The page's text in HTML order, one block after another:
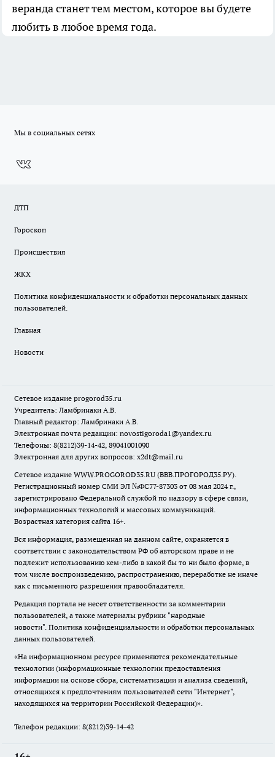
веранда станет тем местом, которое вы будете
любить в любое время года.
Мы в социальных сетях
ДТП
Гороскоп
Происшествия
ЖКХ
Политика конфиденциальности и обработки персональных данных
пользователей.
Главная
Новости
Сетевое издание progorod35.ru
Учредитель: Ламбринаки А.В.
Главный редактор: Ламбринаки А.В.
Электронная почта редакции: novostigoroda1@yandex.ru
Телефоны: 8(8212)39-14-42, 89041001090
Электронная для других вопросов: x2dt@mail.ru
Сетевое издание WWW.PROGOROD35.RU (ВВВ.ПРОГОРОД35.РУ).
Регистрационный номер СМИ ЭЛ №ФС77-87303 от 08 мая 2024 г.,
зарегистрировано Федеральной службой по надзору в сфере связи,
информационных технологий и массовых коммуникаций.
Возрастная категория сайта 16+.
Вся информация, размещенная на данном сайте, охраняется в
соответствии с законодательством РФ об авторском праве и не
подлежит использованию кем-либо в какой бы то ни было форме, в
том числе воспроизведению, распространению, переработке не иначе
как с письменного разрешения правообладателя.
Редакция портала не несет ответственности за комментарии
пользователей, а также материалы рубрики "народные
новости". Политика конфиденциальности и обработки персональных
данных пользователей.
«На информационном ресурсе применяются рекомендательные
технологии (информационные технологии предоставления
информации на основе сбора, систематизации и анализа сведений,
относящихся к предпочтениям пользователей сети "Интернет",
находящихся на территории Российской Федерации)».
Телефон редакции: 8(8212)39-14-42